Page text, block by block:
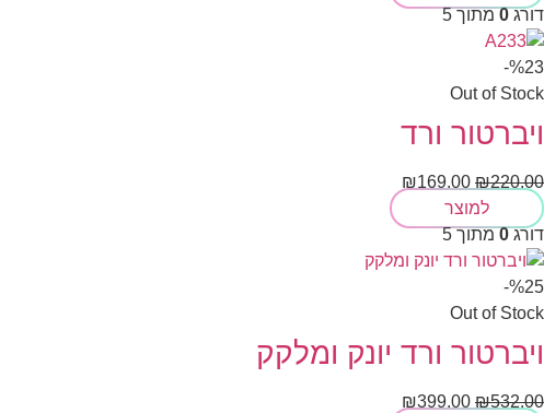
דורג0מתוך 5
%23-
Out of Stock
ויברטור ורד
₪220.00
₪169.00
למוצר
דורג0מתוך 5
%25-
Out of Stock
ויברטור ורד יונק ומלקק
₪532.00
₪399.00